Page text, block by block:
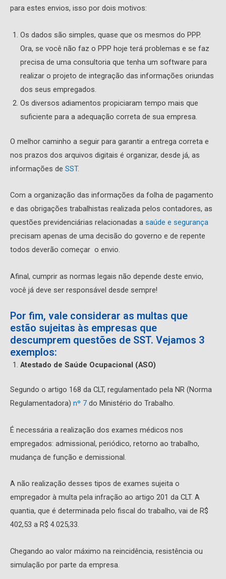
para estes envios, isso por dois motivos:
Os dados são simples, quase que os mesmos do PPP.
Ora, se você não faz o PPP hoje terá problemas e se faz
precisa de uma consultoria que tenha um software para
realizar o projeto de integração das informações oriundas
dos seus empregados.
Os diversos adiamentos propiciaram tempo mais que
suficiente para a adequação correta de sua empresa.
O melhor caminho a seguir para garantir a entrega correta e
nos prazos dos arquivos digitais é organizar, desde já, as
informações de SST.
Com a organização das informações da folha de pagamento
e das obrigações trabalhistas realizada pelos contadores, as
questões previdenciárias relacionadas a saúde e segurança
precisam apenas de uma decisão do governo e de repente
todos deverão começar o envio.
Afinal, cumprir as normas legais não depende deste envio,
você já deve ser responsável desde sempre!
Por fim, vale considerar as multas que
estão sujeitas às empresas que
descumprem questões de SST. Vejamos 3
exemplos:
Atestado de Saúde Ocupacional (ASO)
Segundo o artigo 168 da CLT, regulamentado pela NR (Norma
Regulamentadora) nº 7 do Ministério do Trabalho.
É necessária a realização dos exames médicos nos
empregados: admissional, periódico, retorno ao trabalho,
mudança de função e demissional.
A não realização desses tipos de exames sujeita o
empregador à multa pela infração ao artigo 201 da CLT. A
quantia, que é determinada pelo fiscal do trabalho, vai de R$
402,53 a R$ 4.025,33.
Chegando ao valor máximo na reincidência, resistência ou
simulação por parte da empresa.